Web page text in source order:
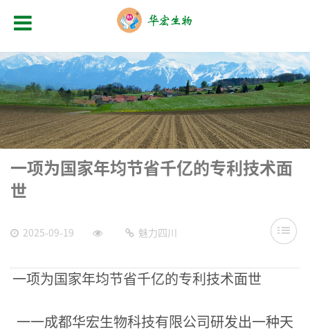
一项为国家年均节省千亿的专利技术面
世
2025-09-19 魅力四川
一项为国家年均节省千亿的专利技术面世
一一成都华宏生物科技有限公司研发出一种天